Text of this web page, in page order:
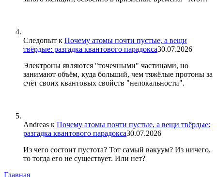
Следопыт к Почему атомы почти пустые, а вещи
твёрдые: разгадка квантового парадокса30.07.2026
Электроны являются "точечными" частицами, но
занимают объём, куда больший, чем тяжёлые протоны за
счёт своих квантовых свойств "нелокальности".
Andreas к Почему атомы почти пустые, а вещи твёрдые:
разгадка квантового парадокса30.07.2026
Из чего состоит пустота? Тот самый вакуум? Из ничего,
то тогда его не существует. Или нет?
Главная